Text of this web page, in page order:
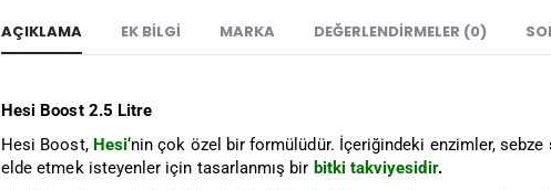
AÇIKLAMA EK BILGI MARKA DEĞERLENDIRMELER (0)
Hesi Boost 2.5 Litre
Hesi Boost, Hesi‘nin çok özel bir formülüdür. İçeriğindeki enzimler,
elde etmek isteyenler için tasarlanmış bir bitki takviyesidir.